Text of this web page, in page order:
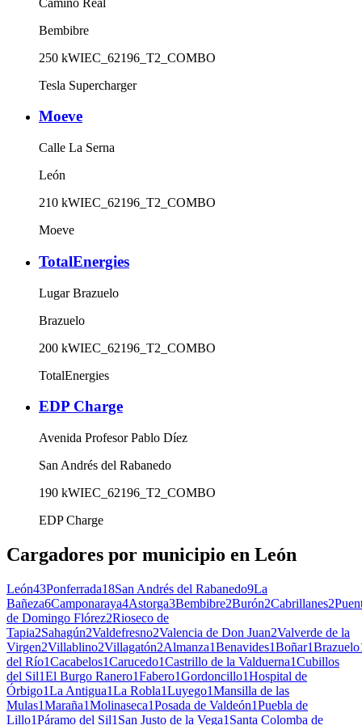
Bembibre
250 kWIEC_62196_T2_COMBO
Tesla Supercharger
Moeve
Calle La Serna
León
210 kWIEC_62196_T2_COMBO
Moeve
TotalEnergies
Lugar Brazuelo
Brazuelo
200 kWIEC_62196_T2_COMBO
TotalEnergies
EDP Charge
Avenida Profesor Pablo Díez
San Andrés del Rabanedo
190 kWIEC_62196_T2_COMBO
EDP Charge
Cargadores por municipio en León
León43Ponferrada18San Andrés del Rabanedo9La
Bañeza6Camponaraya4Astorga3Bembibre2Burón2Cabrillanes2
de Domingo Flórez2Rioseco de
Tapia2Sahagún2Valdefresno2Valencia de Don Juan2Valverde de la
Virgen2Villablino2Villagatón2Almanza1Benavides1Boñar1Brazuelo
del Río1Cacabelos1Carucedo1Castrillo de la Valduerna1Cubillos
del Sil1El Burgo Ranero1Fabero1Gordoncillo1Hospital de
Órbigo1La Antigua1La Robla1Luyego1Mansilla de las
Mulas1Maraña1Molinaseca1Posada de Valdeón1Puebla de
Lillo1Páramo del Sil1 San Justo de la Vega1 Santa Colomba de